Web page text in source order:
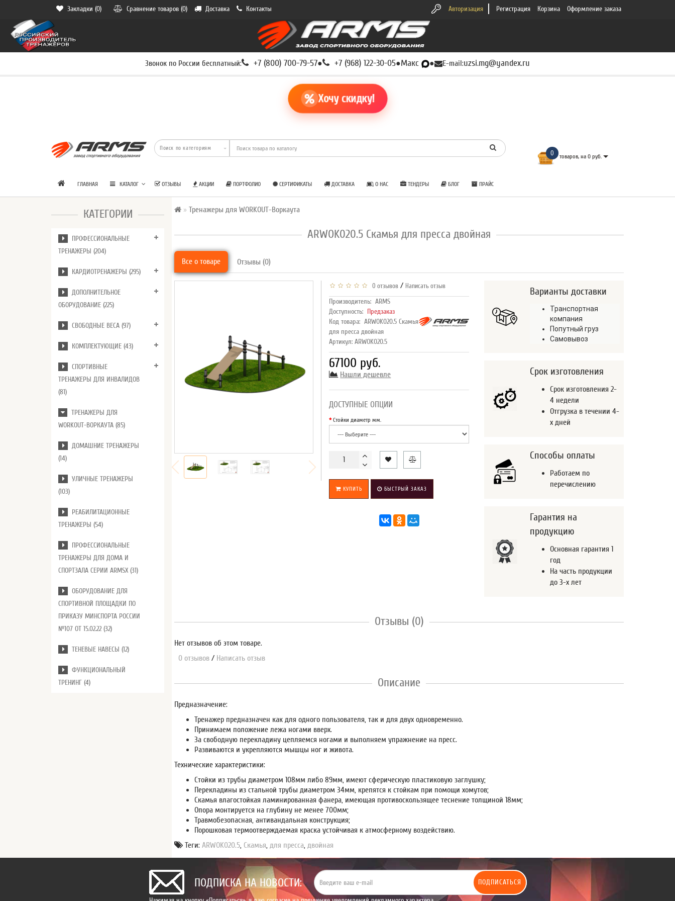
Закладки (0) Сравнение товаров (0) Доставка Контакты Авторизация Регистрация Корзина Оформление заказа
Звонок по России бесплатный: +7 (800) 700-79-57● +7 (968) 122-30-05●Макс ● E-mail:uzsi.mg@yandex.ru
Хочу скидку!
0 товаров, на 0 руб.
ГЛАВНАЯ КАТАЛОГ ОТЗЫВЫ АКЦИИ ПОРТФОЛИО СЕРТИФИКАТЫ ДОСТАВКА О НАС ТЕНДЕРЫ БЛОГ ПРАЙС
КАТЕГОРИИ
ПРОФЕССИОНАЛЬНЫЕ
ТРЕНАЖЕРЫ (204)
КАРДИОТРЕНАЖЕРЫ (295)
ДОПОЛНИТЕЛЬНОЕ
ОБОРУДОВАНИЕ (225)
СВОБОДНЫЕ ВЕСА (97)
КОМПЛЕКТУЮЩИЕ (43)
СПОРТИВНЫЕ
ТРЕНАЖЕРЫ ДЛЯ ИНВАЛИДОВ
(81)
ТРЕНАЖЕРЫ ДЛЯ
WORKOUT-ВОРКАУТА (85)
ДОМАШНИЕ ТРЕНАЖЕРЫ
(14)
УЛИЧНЫЕ ТРЕНАЖЕРЫ
(103)
РЕАБИЛИТАЦИОННЫЕ
ТРЕНАЖЕРЫ (54)
ПРОФЕССИОНАЛЬНЫЕ
ТРЕНАЖЕРЫ ДЛЯ ДОМА И
СПОРТЗАЛА СЕРИИ ARMSX (31)
ОБОРУДОВАНИЕ ДЛЯ
СПОРТИВНОЙ ПЛОЩАДКИ ПО
ПРИКАЗУ МИНСПОРТА РОССИИ
№107 ОТ 15.02.22 (32)
ТЕНЕВЫЕ НАВЕСЫ (12)
ФУНКЦИОНАЛЬНЫЙ
ТРЕНИНГ (4)
Тренажеры для WORKOUT-Воркаута
ARWOK020.5 Скамья для пресса двойная
Все о товаре Отзывы (0)
0 отзывов / Написать отзыв
Производитель: ARMS
Доступность: Предзаказ
Код товара: ARWOK020.5 Скамья
для пресса двойная
Артикул: ARWOK020.5
67100 руб.
Нашли дешевле
ДОСТУПНЫЕ ОПЦИИ
Стойки диаметр мм.
КУПИТЬ БЫСТРЫЙ ЗАКАЗ
Варианты доставки
Транспортная
компания
Попутный груз
Самовывоз
Срок изготовления
Срок изготовления 2-
4 недели
Отгрузка в течении 4-
х дней
Способы оплаты
Работаем по
перечислению
Гарантия на
продукцию
Основная гарантия 1
год
На часть продукции
до 3-х лет
Отзывы (0)
Нет отзывов об этом товаре.
0 отзывов / Написать отзыв
Описание
Предназначение:
Тренажер предназначен как для одного пользователя, так и для двух одновременно.
Принимаем положение лежа ногами вверх.
За свободную перекладину цепляемся ногами и выполняем упражнение на пресс.
Развиваются и укрепляются мышцы ног и живота.
Технические характеристики:
Стойки из трубы диаметром 108мм либо 89мм, имеют сферическую пластиковую заглушку;
Перекладины из стальной трубы диаметром 34мм, крепятся к стойкам при помощи хомутов;
Скамья влагостойкая ламинированная фанера, имеющая противоскользящее теснение толщиной 18мм;
Опора монтируется на глубину не менее 700мм;
Травмобезопасная, антивандальная конструкция;
Порошковая термоотверждаемая краска устойчивая к атмосферному воздействию.
Теги:ARWOK020.5, Скамья,для пресса,двойная
ПОДПИСКА НА НОВОСТИ: ПОДПИСАТЬСЯ